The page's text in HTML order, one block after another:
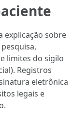
explicação sobre
limites do sigilo
Registros
eletrônica
legais e